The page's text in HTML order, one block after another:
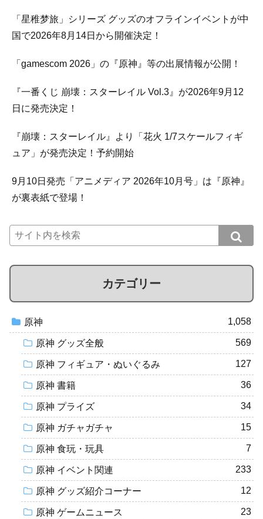
「星稚梦旅」シリーズ グッズのオフラインイベントが中
国で2026年8月14日から開催決定！
「gamescom 2026」の『原神』等の出展情報が公開！
『一番くじ 崩壊：スターレイル Vol.3』が2026年9月12
日に発売決定！
『崩壊：スターレイル』より「花火 1/7スケールフィギ
ュア」が発売決定！予約開始
9月10日発売「アニメディア 2026年10月号」は『原神』
が裏表紙で登場！
カテゴリー
原神 1,058
原神 グッズ全般 569
原神 フィギュア・ぬいぐるみ 127
原神 書籍 36
原神 プライズ 34
原神 ガチャガチャ 15
原神 食玩・玩具 7
原神 イベント関連 233
原神 グッズ紹介コーナー 12
原神 ゲームニュース 23